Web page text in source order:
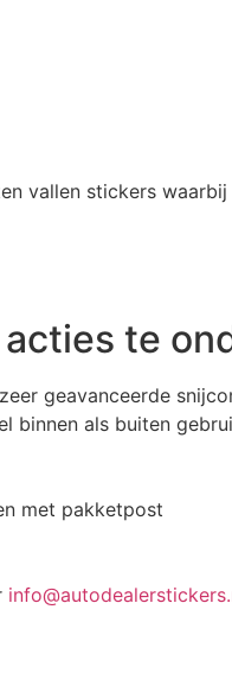
vallen stickers
te
geavanceerde
binnen als buiten
met pakketpost